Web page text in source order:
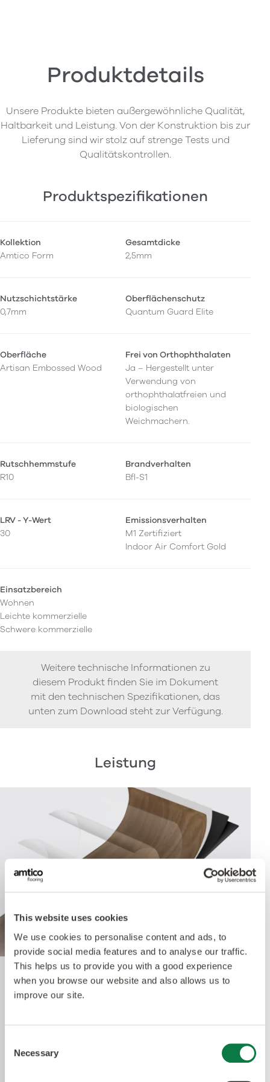
This website uses cookies
We use cookies to personalise content and ads, to
provide social media features and to analyse our traffic.
This helps us to provide you with a good experience
when you browse our website and also allows us to
improve our site.
Selection
Necessary
Produktdetails
Unsere Produkte bieten außergewöhnliche Qualität,
Haltbarkeit und Leistung. Von der Konstruktion bis zur
Lieferung sind wir stolz auf strenge Tests und
Qualitätskontrollen.
Produktspezifikationen
Kollektion
Amtico Form
Gesamtdicke
2,5mm
Nutzschichtstärke
0,7mm
Oberflächenschutz
Quantum Guard Elite
Oberfläche
Artisan Embossed Wood
Frei von Orthophthalaten
Ja – Hergestellt unter
Verwendung von
orthophthalatfreien und
biologischen
Weichmachern.
Rutschhemmstufe
R10
Brandverhalten
Bfl-S1
LRV - Y-Wert
30
Emissionsverhalten
M1 Zertifiziert
Indoor Air Comfort Gold
Einsatzbereich
Wohnen
Leichte kommerzielle
Schwere kommerzielle
Weitere technische Informationen zu
diesem Produkt finden Sie im Dokument
mit den technischen Spezifikationen, das
unten zum Download steht zur Verfügung.
Leistung
Quantum Guard Elite
Die Krönung unseres Multiple Performance